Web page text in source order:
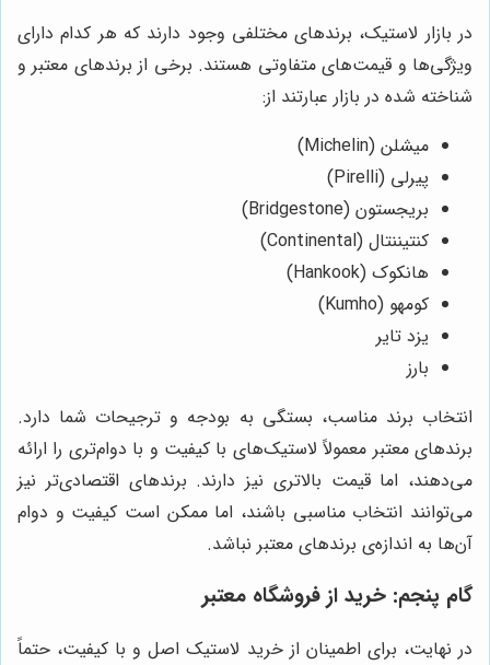
در بازار لاستیک، برندهای مختلفی وجود دارند که هر کدام دارای
ویژگی‌ها و قیمت‌های متفاوتی هستند. برخی از برندهای معتبر و
شناخته شده در بازار عبارتند از:
میشلن (Michelin)
پیرلی (Pirelli)
بریجستون (Bridgestone)
کنتیننتال (Continental)
هانکوک (Hankook)
کومهو (Kumho)
یزد تایر
بارز
انتخاب برند مناسب، بستگی به بودجه و ترجیحات شما دارد.
برندهای معتبر معمولاً لاستیک‌های با کیفیت و با دوام‌تری را ارائه
می‌دهند، اما قیمت بالاتری نیز دارند. برندهای اقتصادی‌تر نیز
می‌توانند انتخاب مناسبی باشند، اما ممکن است کیفیت و دوام
آن‌ها به اندازه‌ی برندهای معتبر نباشد.
گام پنجم: خرید از فروشگاه معتبر
در نهایت، برای اطمینان از خرید لاستیک اصل و با کیفیت، حتماً